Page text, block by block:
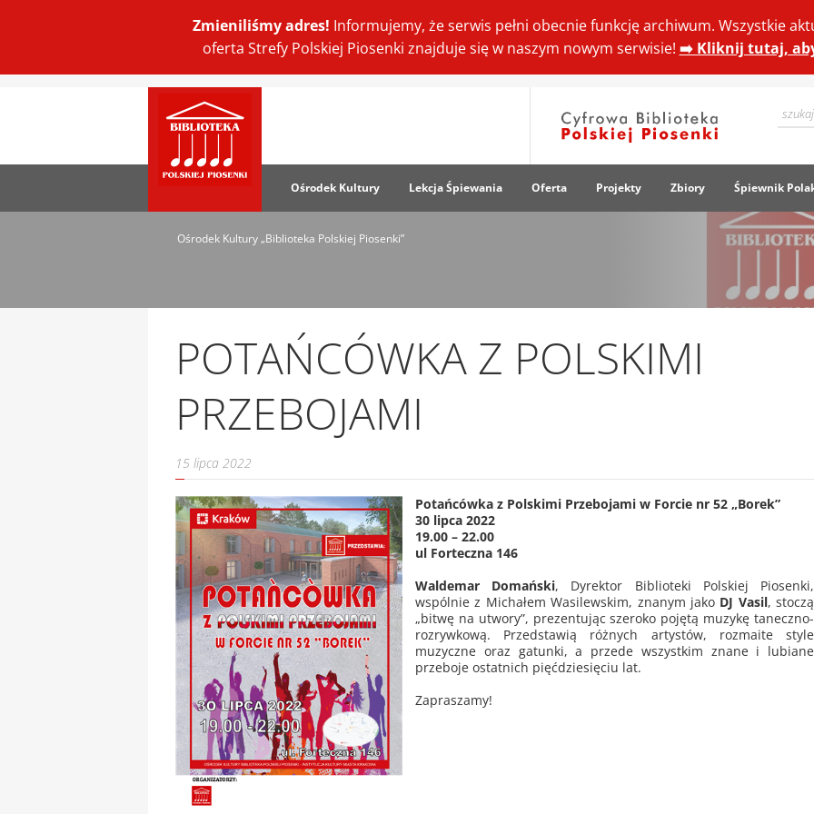
Zmieniliśmy adres! Informujemy, że serwis pełni obecnie funkcję archiwum. Wszystkie
oferta Strefy Polskiej Piosenki znajduje się w naszym nowym serwisie! ➡️ Kliknij tutaj,
Ośrodek Kultury Lekcja Śpiewania Oferta Projekty Zbiory Śpiewnik
Ośrodek Kultury „Biblioteka Polskiej Piosenki”
POTAŃCÓWKA Z POLSKIMI
PRZEBOJAMI
15 lipca 2022
Potańcówka z Polskimi Przebojami w Forcie nr 52 „Borek”
30 lipca 2022
19.00 – 22.00
ul Forteczna 146
Waldemar Domański, Dyrektor Biblioteki Polskiej Piosenki,
wspólnie z Michałem Wasilewskim, znanym jako DJ Vasil, stoczą
„bitwę na utwory”, prezentując szeroko pojętą muzykę taneczno-
rozrywkową. Przedstawią różnych artystów, rozmaite style
muzyczne oraz gatunki, a przede wszystkim znane i lubiane
przeboje ostatnich pięćdziesięciu lat.
Zapraszamy!